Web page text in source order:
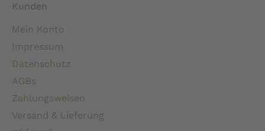
Kunden
Mein Konto
Impressum
Datenschutz
AGBs
Zahlungsweisen
Versand & Lieferung